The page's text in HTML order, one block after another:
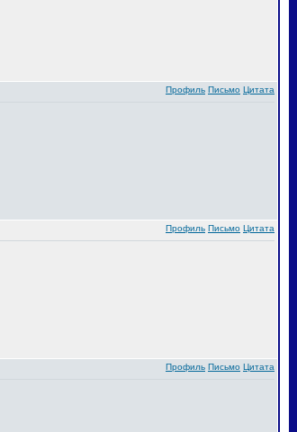
Профиль Письмо Цитата
Профиль Письмо Цитата
Профиль Письмо Цитата